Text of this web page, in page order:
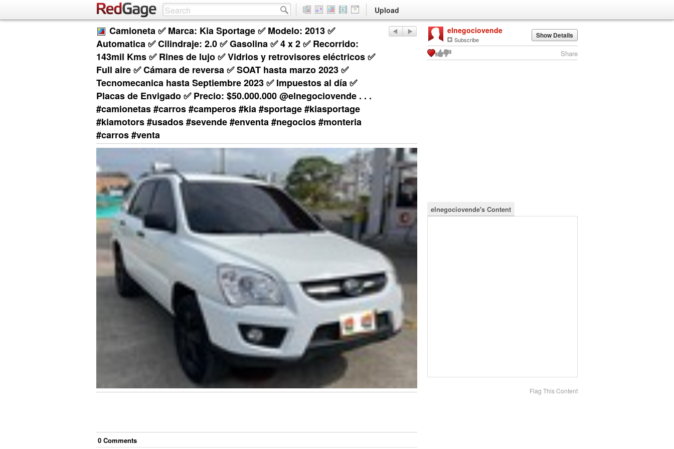
Upload
Camioneta ✅ Marca: Kia Sportage ✅ Modelo: 2013 ✅
Automatica ✅ Cilindraje: 2.0 ✅ Gasolina ✅ 4 x 2 ✅ Recorrido:
143mil Kms ✅ Rines de lujo ✅ Vidrios y retrovisores eléctricos ✅
Full aire ✅ Cámara de reversa ✅ SOAT hasta marzo 2023 ✅
Tecnomecanica hasta Septiembre 2023 ✅ Impuestos al día ✅
Placas de Envigado ✅ Precio: $50.000.000 @elnegociovende . . .
#camionetas #carros #camperos #kia #sportage #kiasportage
#kiamotors #usados #sevende #enventa #negocios #monteria
#carros #venta
0 Comments
elnegociovende
Subscribe Show Details
Share
elnegociovende's Content
Flag This Content